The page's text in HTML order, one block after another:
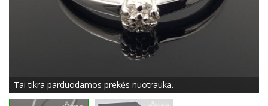
Tai tikra parduodamos prekės nuotrauka.